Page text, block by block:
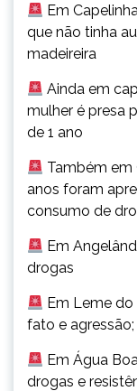
Em
que não tinha
madeireira
Ainda em
mulher é presa
de 1 ano
Também em
anos foram
consumo de
Em
drogas
Em Leme
fato e
Em Água
drogas e